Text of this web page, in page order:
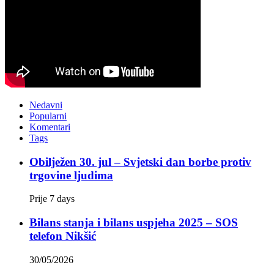
Nedavni
Popularni
Komentari
Tags
Obilježen 30. jul – Svjetski dan borbe protiv
trgovine ljudima
Prije 7 days
Bilans stanja i bilans uspjeha 2025 – SOS
telefon Nikšić
30/05/2026